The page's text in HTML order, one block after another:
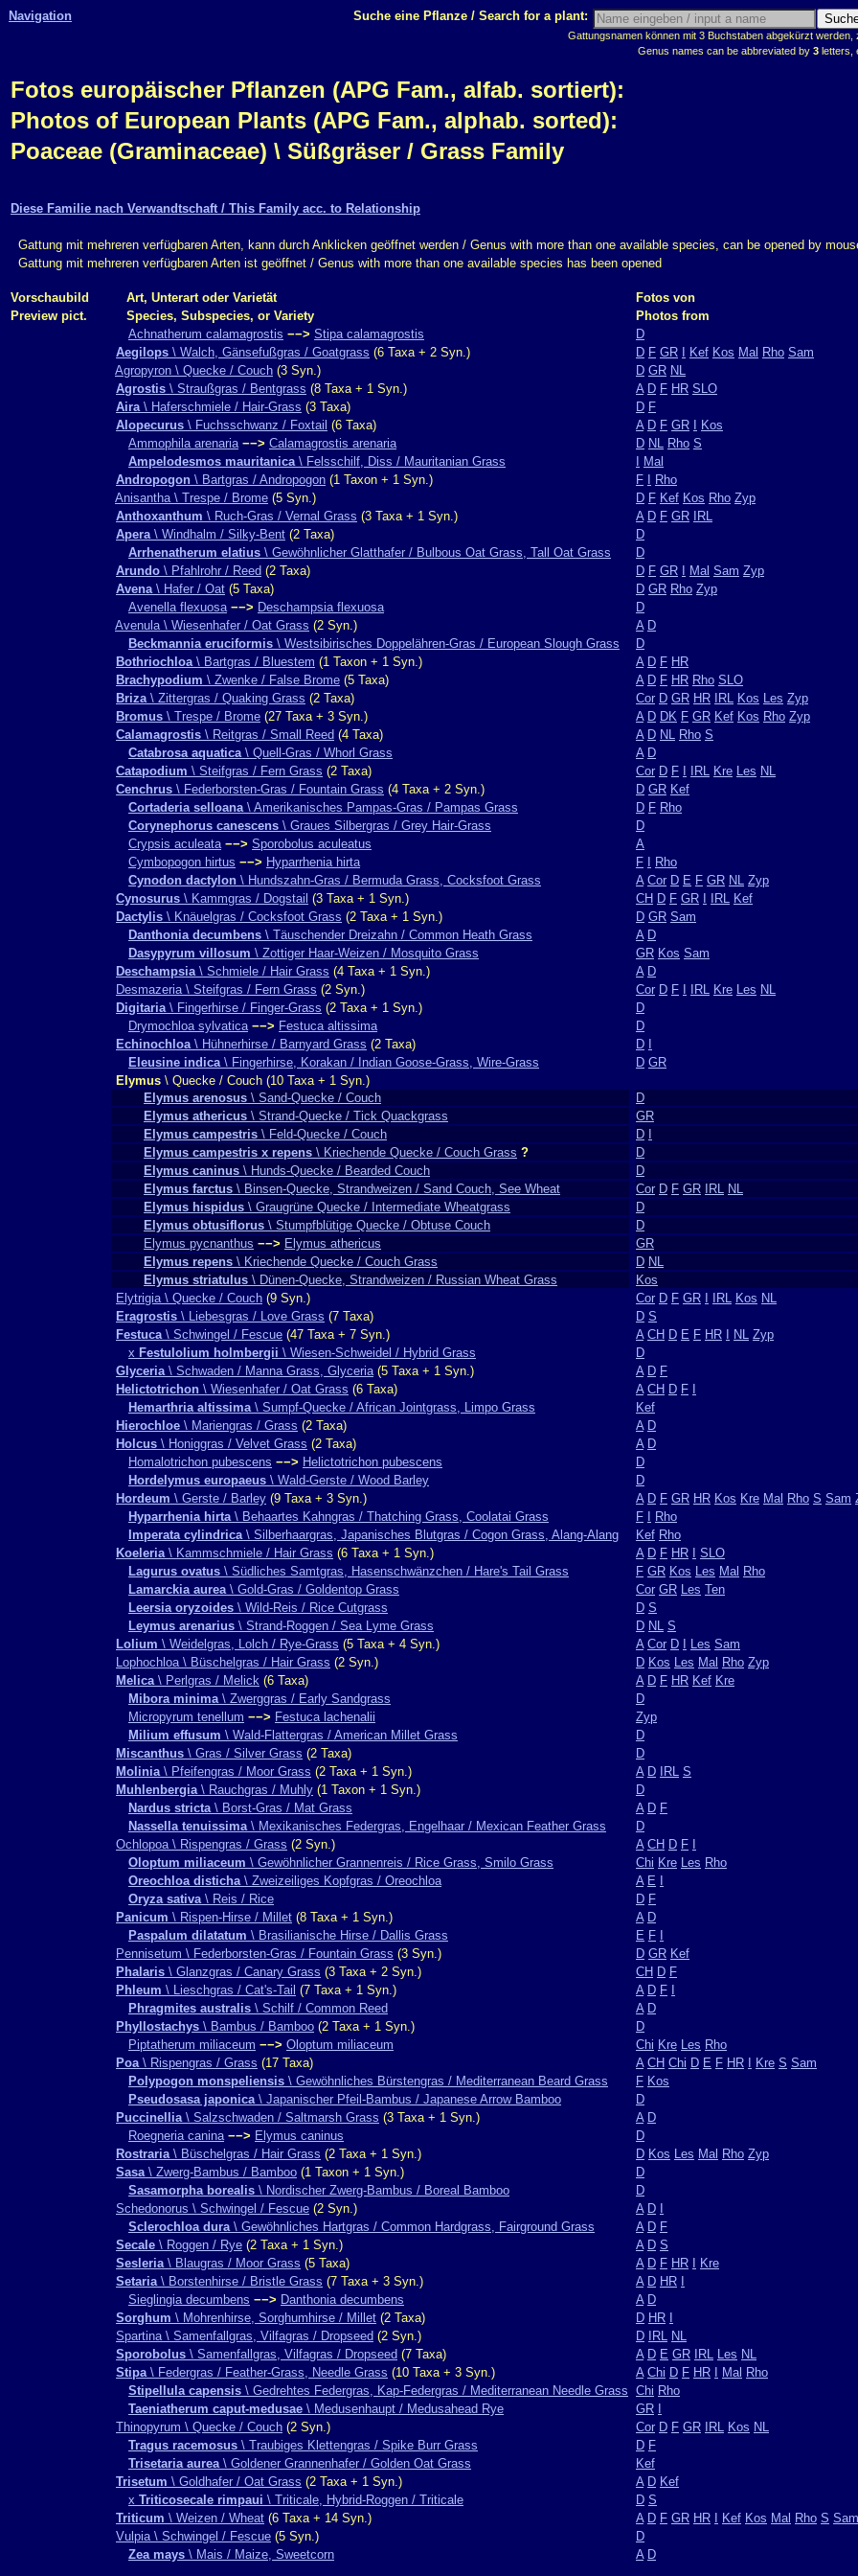
Navigation Suche eine Pflanze / Search for a plant:
Gattungsnamen können mit 3 Buchstaben abgekürzt werden,
Genus names can be abbreviated by 3 letters,
Fotos europäischer Pflanzen (APG Fam., alfab. sortiert):
Photos of European Plants (APG Fam., alphab. sorted):
Poaceae (Graminaceae) \ Süßgräser / Grass Family
Diese Familie nach Verwandtschaft / This Family acc. to Relationship
Gattung mit mehreren verfügbaren Arten, kann durch Anklicken geöffnet werden / Genus with more than one available species, can be opened by
Gattung mit mehreren verfügbaren Arten ist geöffnet / Genus with more than one available species has been opened
Vorschaubild Art, Unterart oder Varietät
Fotos von
Preview pict.
Species, Subspecies, or Variety
Photos from
Achnatherum calamagrostis −−> Stipa calamagrostis
D
Aegilops \ Walch, Gänsefußgras / Goatgrass (6 Taxa + 2 Syn.) D F GR Kef Kos Mal Rho Sam
Agropyron \ Quecke / Couch (3 Syn.) D GR NL
Agrostis \ Straußgras / Bentgrass (8 Taxa + 1 Syn.) A D F HR SLO
Aira\ Haferschmiele / Hair-Grass (3 Taxa) D F
Alopecurus \ Fuchsschwanz / Foxtail (6 Taxa) A D F GR
Kos
Ammophila arenaria −−> Calamagrostis arenaria D NL Rho S
Ampelodesmos mauritanica\ Felsschilf, Diss / Mauritanian Grass
Mal
Andropogon \ Bartgras / Andropogon (1 Taxon + 1 Syn.) F
Rho
Anisantha \ Trespe / Brome (5 Syn.) D F Kef Kos Rho Zyp
Anthoxanthum \ Ruch-Gras / Vernal Grass (3 Taxa + 1 Syn.) A D F GR
IRL
Apera\ Windhalm / Silky-Bent (2 Taxa)
D
Arrhenatherum elatius \ Gewöhnlicher Glatthafer / Bulbous Oat Grass, Tall Oat Grass
D
Arundo \ Pfahlrohr / Reed (2 Taxa) D F GR Mal Sam Zyp
Avena\ Hafer / Oat (5 Taxa) D GR Rho Zyp
Avenella flexuosa −−> Deschampsia flexuosa
D
Avenula \ Wiesenhafer / Oat Grass (2 Syn.) A D
Beckmannia eruciformis \ Westsibirisches Doppelähren-Gras / European Slough Grass
D
Bothriochloa\ Bartgras / Bluestem (1 Taxon + 1 Syn.) A D F HR
Brachypodium \ Zwenke / False Brome (5 Taxa) A D F HR Rho SLO
Briza\ Zittergras / Quaking Grass (2 Taxa) Cor D GR HR IRL Kos Les Zyp
Bromus \ Trespe / Brome (27 Taxa + 3 Syn.) A D DK F GR Kef Kos Rho Zyp
Calamagrostis \ Reitgras / Small Reed (4 Taxa) A D NL Rho S
Catabrosa aquatica\ Quell-Gras / Whorl Grass A D
Catapodium \ Steifgras / Fern Grass (2 Taxa) Cor D F IRL Kre Les NL
Cenchrus \ Federborsten-Gras / Fountain Grass (4 Taxa + 2 Syn.) D GR Kef
Cortaderia selloana\ Amerikanisches Pampas-Gras / Pampas Grass D F Rho
Corynephorus canescens \ Graues Silbergras / Grey Hair-Grass
D
Crypsis aculeata −−> Sporobolus aculeatus
A
Cymbopogon hirtus −−> Hyparrhenia hirta F
Rho
Cynodon dactylon \ Hundszahn-Gras / Bermuda Grass, Cocksfoot Grass A Cor D E F GR NL Zyp
Cynosurus \ Kammgras / Dogstail (3 Taxa + 1 Syn.) CH D F GR IRL Kef
Dactylis \ Knäuelgras / Cocksfoot Grass (2 Taxa + 1 Syn.) D GR Sam
Danthonia decumbens \ Täuschender Dreizahn / Common Heath Grass A D
Dasypyrum villosum \ Zottiger Haar-Weizen / Mosquito Grass GR Kos Sam
Deschampsia\ Schmiele / Hair Grass (4 Taxa + 1 Syn.) A D
Desmazeria \ Steifgras / Fern Grass (2 Syn.) Cor D F IRL Kre Les NL
Digitaria\ Fingerhirse / Finger-Grass (2 Taxa + 1 Syn.)
D
Drymochloa sylvatica −−> Festuca altissima
D
Echinochloa\ Hühnerhirse / Barnyard Grass (2 Taxa) D
Eleusine indica\ Fingerhirse, Korakan / Indian Goose-Grass, Wire-Grass D GR
Elymus \ Quecke / Couch (10 Taxa + 1 Syn.)
Elymus arenosus \ Sand-Quecke / Couch
D
Elymus athericus \ Strand-Quecke / Tick Quackgrass
GR
Elymus campestris \ Feld-Quecke / Couch D
Elymus campestris x repens \ Kriechende Quecke / Couch Grass ?
D
Elymus caninus \ Hunds-Quecke / Bearded Couch
D
Elymus farctus \ Binsen-Quecke, Strandweizen / Sand Couch, See Wheat Cor D F GR IRL NL
Elymus hispidus \ Graugrüne Quecke / Intermediate Wheatgrass
D
Elymus obtusiflorus \ Stumpfblütige Quecke / Obtuse Couch
D
Elymus pycnanthus −−> Elymus athericus
GR
Elymus repens \ Kriechende Quecke / Couch Grass D NL
Elymus striatulus \ Dünen-Quecke, Strandweizen / Russian Wheat Grass
Kos
Elytrigia \ Quecke / Couch (9 Syn.) Cor D F GR IRL Kos NL
Eragrostis \ Liebesgras / Love Grass (7 Taxa) D S
Festuca\ Schwingel / Fescue (47 Taxa + 7 Syn.) A CH D E F HR NL Zyp
x Festulolium holmbergii \ Wiesen-Schweidel / Hybrid Grass
D
Glyceria\ Schwaden / Manna Grass, Glyceria(5 Taxa + 1 Syn.) A D F
Helictotrichon \ Wiesenhafer / Oat Grass (6 Taxa) A CH D F
Hemarthria altissima\ Sumpf-Quecke / African Jointgrass, Limpo Grass
Kef
Hierochloe \ Mariengras / Grass (2 Taxa) A D
Holcus \ Honiggras / Velvet Grass (2 Taxa) A D
Homalotrichon pubescens −−> Helictotrichon pubescens
D
Hordelymus europaeus \ Wald-Gerste / Wood Barley
D
Hordeum \ Gerste / Barley (9 Taxa + 3 Syn.) A D F GR HR Kos Kre Mal Rho S Sam
Hyparrhenia hirta\ Behaartes Kahngras / Thatching Grass, Coolatai Grass F
Rho
Imperata cylindrica\ Silberhaargras, Japanisches Blutgras / Cogon Grass, Alang-Alang Kef Rho
Koeleria\ Kammschmiele / Hair Grass (6 Taxa + 1 Syn.) A D F HR
SLO
Lagurus ovatus \ Südliches Samtgras, Hasenschwänzchen / Hare's Tail Grass F GR Kos Les Mal Rho
Lamarckia aurea\ Gold-Gras / Goldentop Grass Cor GR Les Ten
Leersia oryzoides \ Wild-Reis / Rice Cutgrass D S
Leymus arenarius \ Strand-Roggen / Sea Lyme Grass D NL S
Lolium \ Weidelgras, Lolch / Rye-Grass (5 Taxa + 4 Syn.) A Cor D Les Sam
Lophochloa \ Büschelgras / Hair Grass (2 Syn.) D Kos Les Mal Rho Zyp
Melica\ Perlgras / Melick (6 Taxa) A D F HR Kef Kre
Mibora minima\ Zwerggras / Early Sandgrass
D
Micropyrum tenellum −−> Festuca lachenalii
Zyp
Milium effusum \ Wald-Flattergras / American Millet Grass
D
Miscanthus \ Gras / Silver Grass (2 Taxa)
D
Molinia\ Pfeifengras / Moor Grass (2 Taxa + 1 Syn.) A D IRL S
Muhlenbergia\ Rauchgras / Muhly (1 Taxon + 1 Syn.)
D
Nardus stricta\ Borst-Gras / Mat Grass A D F
Nassella tenuissima\ Mexikanisches Federgras, Engelhaar / Mexican Feather Grass
D
Ochlopoa \ Rispengras / Grass (2 Syn.) A CH D F
Oloptum miliaceum \ Gewöhnlicher Grannenreis / Rice Grass, Smilo Grass Chi Kre Les Rho
Oreochloa disticha\ Zweizeiliges Kopfgras / Oreochloa A E
Oryza sativa\ Reis / Rice D F
Panicum \ Rispen-Hirse / Millet (8 Taxa + 1 Syn.) A D
Paspalum dilatatum \ Brasilianische Hirse / Dallis Grass E F
Pennisetum \ Federborsten-Gras / Fountain Grass (3 Syn.) D GR Kef
Phalaris \ Glanzgras / Canary Grass (3 Taxa + 2 Syn.) CH D F
Phleum \ Lieschgras / Cat's-Tail (7 Taxa + 1 Syn.) A D F
Phragmites australis \ Schilf / Common Reed A D
Phyllostachys \ Bambus / Bamboo (2 Taxa + 1 Syn.)
D
Piptatherum miliaceum −−> Oloptum miliaceum Chi Kre Les Rho
Poa\ Rispengras / Grass (17 Taxa) A CH Chi D E F HR Kre S Sam
Polypogon monspeliensis \ Gewöhnliches Bürstengras / Mediterranean Beard Grass F Kos
Pseudosasa japonica\ Japanischer Pfeil-Bambus / Japanese Arrow Bamboo
D
Puccinellia\ Salzschwaden / Saltmarsh Grass (3 Taxa + 1 Syn.) A D
Roegneria canina −−> Elymus caninus
D
Rostraria\ Büschelgras / Hair Grass (2 Taxa + 1 Syn.) D Kos Les Mal Rho Zyp
Sasa\ Zwerg-Bambus / Bamboo (1 Taxon + 1 Syn.)
D
Sasamorpha borealis \ Nordischer Zwerg-Bambus / Boreal Bamboo
D
Schedonorus \ Schwingel / Fescue (2 Syn.) A D
Sclerochloa dura\ Gewöhnliches Hartgras / Common Hardgrass, Fairground Grass A D F
Secale \ Roggen / Rye (2 Taxa + 1 Syn.) A D S
Sesleria\ Blaugras / Moor Grass (5 Taxa) A D F HR
Kre
Setaria\ Borstenhirse / Bristle Grass (7 Taxa + 3 Syn.) A D HR
Sieglingia decumbens −−> Danthonia decumbens A D
Sorghum \ Mohrenhirse, Sorghumhirse / Millet (2 Taxa) D HR
Spartina \ Samenfallgras, Vilfagras / Dropseed (2 Syn.) D IRL NL
Sporobolus \ Samenfallgras, Vilfagras / Dropseed (7 Taxa) A D E GR IRL Les NL
Stipa\ Federgras / Feather-Grass, Needle Grass (10 Taxa + 3 Syn.) A Chi D F HR Mal Rho
Stipellula capensis \ Gedrehtes Federgras, Kap-Federgras / Mediterranean Needle Grass Chi Rho
Taeniatherum caput-medusae \ Medusenhaupt / Medusahead Rye GR
Thinopyrum \ Quecke / Couch (2 Syn.) Cor D F GR IRL Kos NL
Tragus racemosus \ Traubiges Klettengras / Spike Burr Grass D F
Trisetaria aurea\ Goldener Grannenhafer / Golden Oat Grass
Kef
Trisetum \ Goldhafer / Oat Grass (2 Taxa + 1 Syn.) A D Kef
x Triticosecale rimpaui \ Triticale, Hybrid-Roggen / Triticale D S
Triticum \ Weizen / Wheat (6 Taxa + 14 Syn.) A D F GR HR Kef Kos Mal Rho S Sam
Vulpia \ Schwingel / Fescue (5 Syn.)
D
Zea mays \ Mais / Maize, Sweetcorn A D